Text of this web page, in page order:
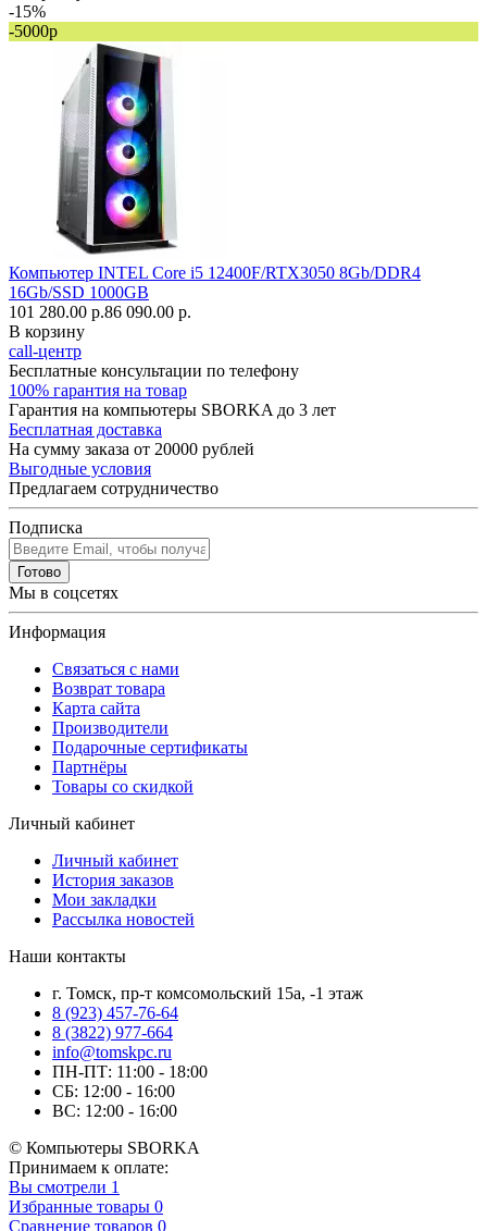
-15%
-5000р
Компьютер INTEL Core i5 12400F/RTX3050 8Gb/DDR4
16Gb/SSD 1000GB
101 280.00 р.86 090.00 р.
В корзину
call-центр
Бесплатные консультации по телефону
100% гарантия на товар
Гарантия на компьютеры SBORKA до 3 лет
Бесплатная доставка
На сумму заказа от 20000 рублей
Выгодные условия
Предлагаем сотрудничество
Подписка
Готово
Мы в соцсетях
Информация
Связаться с нами
Возврат товара
Карта сайта
Производители
Подарочные сертификаты
Партнёры
Товары со скидкой
Личный кабинет
Личный кабинет
История заказов
Мои закладки
Рассылка новостей
Наши контакты
г. Томск, пр-т комсомольский 15а, -1 этаж
8 (923) 457-76-64
8 (3822) 977-664
info@tomskpc.ru
ПН-ПТ: 11:00 - 18:00
СБ: 12:00 - 16:00
ВС: 12:00 - 16:00
© Компьютеры SBORKA
Принимаем к оплате:
Вы смотрели 1
Избранные товары 0
Сравнение товаров 0